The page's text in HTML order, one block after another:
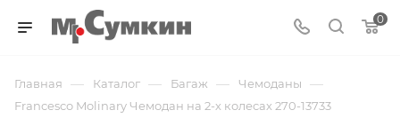
0
Главная — Каталог — Багаж — Чемоданы —
Francesco Molinary Чемодан на 2-х колесах 270-13733